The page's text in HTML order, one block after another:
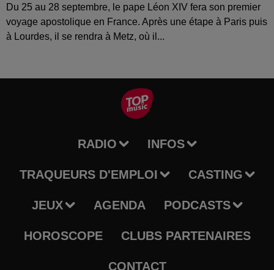
Du 25 au 28 septembre, le pape Léon XIV fera son premier
voyage apostolique en France. Après une étape à Paris puis
à Lourdes, il se rendra à Metz, où il...
RADIO INFOS
TRAQUEURS D'EMPLOI CASTING
JEUX AGENDA PODCASTS
HOROSCOPE CLUBS PARTENAIRES
CONTACT